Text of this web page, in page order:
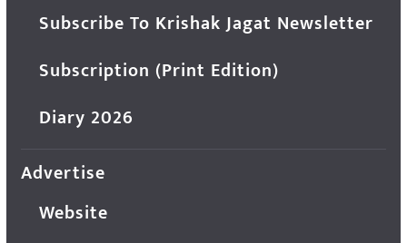
Subscribe To Krishak Jagat Newsletter
Subscription (Print Edition)
Diary 2026
Advertise
Website